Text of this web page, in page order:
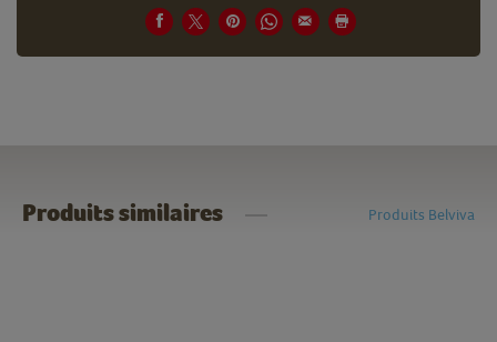
Produits similaires Produits Belviva